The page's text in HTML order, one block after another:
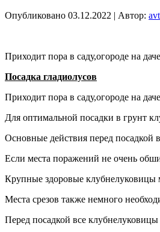
Опубликовано 03.12.2022 | Автор:
Приходит пора в саду,огороде на
Посадка гладиолусов
Приходит пора в саду,огороде на
Для оптимальной посадки в грунт
Основные действия перед посадкой
Если места поражений не очень
Крупные здоровые клубнелуковицы
Места срезов также немного
Перед посадкой все